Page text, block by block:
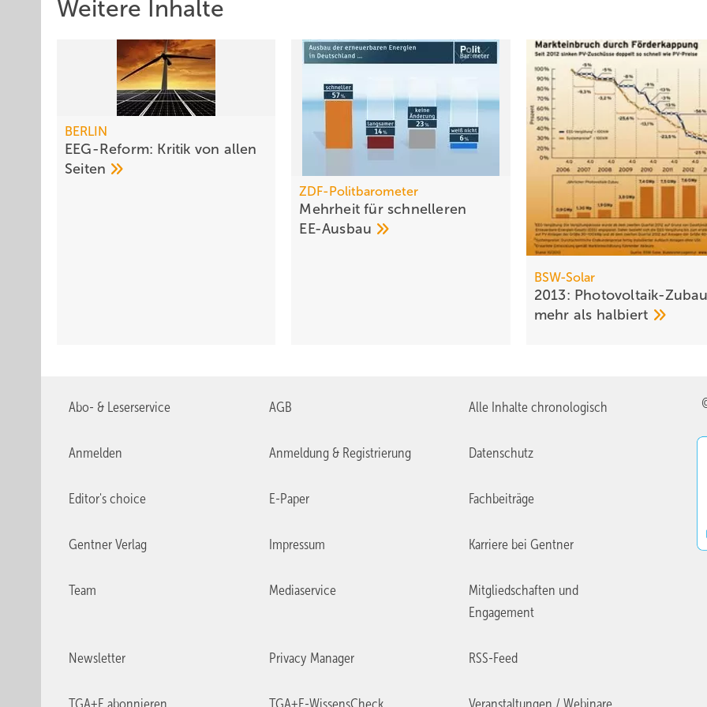
Weitere Inhalte
BERLIN
EEG-Reform: Kritik von allen
Seiten
ZDF-Politbarometer
Mehrheit für schnelleren
EE-Ausbau
BSW-Solar
2013: Photovoltaik-
mehr als halbiert
Abo- & Leserservice AGB Alle Inhalte chronologisch
Anmelden Anmeldung & Registrierung Datenschutz
Editor's choice E-Paper Fachbeiträge
Gentner Verlag Impressum Karriere bei Gentner
Team Mediaservice
Mitgliedschaften und
Engagement
Newsletter Privacy Manager RSS-Feed